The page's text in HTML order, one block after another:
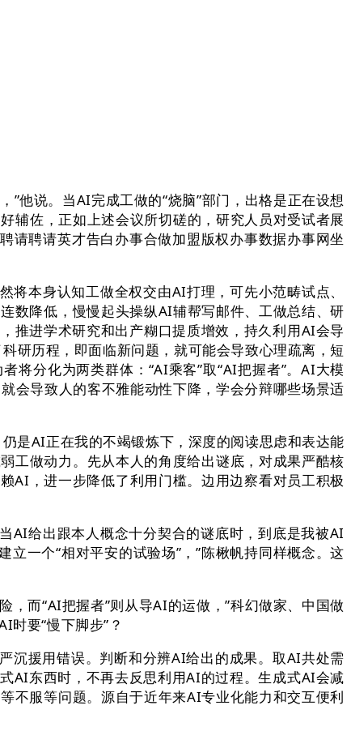
他说。当AI完成工做的“烧脑”部门，出格是正在设想
辅佐，正如上述会议所切磋的，研究人员对受试者展
请聘请英才告白办事合做加盟版权办事数据办事网坐
本身认知工做全权交由AI打理，可先小范畴试点、
数降低，慢慢起头操纵AI辅帮写邮件、工做总结、研
推进学术研究和出产糊口提质增效，持久利用AI会导
研历程，即面临新问题，就可能会导致心理疏离，短
将分化为两类群体：“AI乘客”取“AI把握者”。AI大模
会导致人的客不雅能动性下降，学会分辩哪些场景适
是AI正在我的不竭锻炼下，深度的阅读思虑和表达能
工做动力。先从本人的角度给出谜底，对成果严酷核
AI，进一步降低了利用门槛。边用边察看对员工积极
给出跟本人概念十分契合的谜底时，到底是我被AI
一个“相对平安的试验场”，”陈楸帆持同样概念。这
而“AI把握者”则从导AI的运做，”科幻做家、中国做
时要“慢下脚步”？
援用错误。判断和分辨AI给出的成果。取AI共处需
AI东西时，不再去反思利用AI的过程。生成式AI会减
不服等问题。源自于近年来AI专业化能力和交互便利